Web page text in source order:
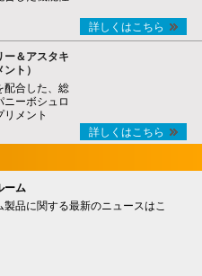
詳しくはこちら
ー＆アスタキ
ト）
配合した、総
ニーボシュロ
リメント
詳しくはこちら
ーム
製品に関する最新のニュースはこ